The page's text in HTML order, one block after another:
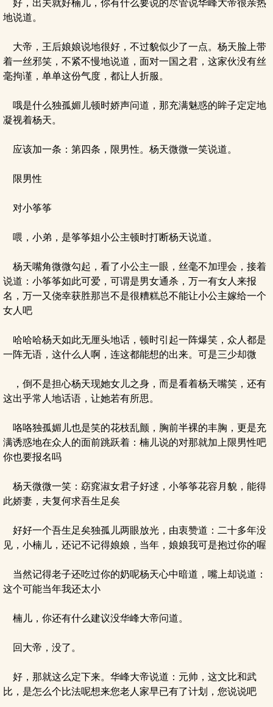
好，出关就好楠儿，你有什么要说的尽管说华峰大帝很亲热
地说道。
大帝，王后娘娘说地很好，不过貌似少了一点。杨天脸上带
着一丝邪笑，不紧不慢地说道，面对一国之君，这家伙没有丝
毫拘谨，单单这份气度，都让人折服。
哦是什么独孤媚儿顿时娇声问道，那充满魅惑的眸子定定地
凝视着杨天。
应该加一条：第四条，限男性。杨天微微一笑说道。
限男性
对小筝筝
喂，小弟，是筝筝姐小公主顿时打断杨天说道。
杨天嘴角微微勾起，看了小公主一眼，丝毫不加理会，接着
说道：小筝筝如此可爱，可谓是男女通杀，万一有女人来报
名，万一又侥幸获胜那岂不是很糟糕总不能让小公主嫁给一个
女人吧
哈哈哈杨天如此无厘头地话，顿时引起一阵爆笑，众人都是
一阵无语，这什么人啊，连这都能想的出来。可是三少却微
，倒不是担心杨天现她女儿之身，而是看着杨天嘴笑，还有
这出乎常人地话语，让她若有所思。
咯咯独孤媚儿也是笑的花枝乱颤，胸前半裸的丰胸，更是充
满诱惑地在众人的面前跳跃着：楠儿说的对那就加上限男性吧
你也要报名吗
杨天微微一笑：窈窕淑女君子好逑，小筝筝花容月貌，能得
此娇妻，夫复何求吾生足矣
好好一个吾生足矣独孤儿两眼放光，由衷赞道：二十多年没
见，小楠儿，还记不记得娘娘，当年，娘娘我可是抱过你的喔
当然记得老子还吃过你的奶呢杨天心中暗道，嘴上却说道：
这个可能当年我还太小
楠儿，你还有什么建议没华峰大帝问道。
回大帝，没了。
好，那就这么定下来。华峰大帝说道：元帅，这文比和武
比，是怎么个比法呢想来您老人家早已有了计划，您说说吧